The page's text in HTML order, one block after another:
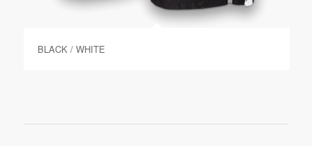
BLACK / WHITE